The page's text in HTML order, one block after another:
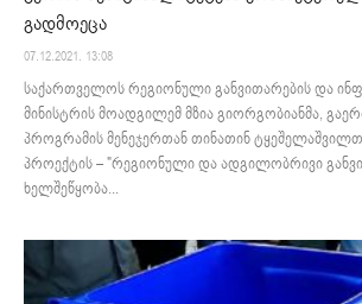
გადმოეცა
07.12.2021. 13:08
საქართველოს რეგიონული განვითარების და
მინისტრის მოადგილემ მზია გიორგობიანმა,
პროგრამის მენეჯერთან თინათინ
პროექტის – "რეგიონული და ადგილობრივი
ხელშეწყობა...